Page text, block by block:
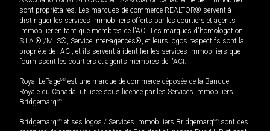
sont propriétaires. Les marques de commerce REALTOR® servent à
distinguer les services immobiliers offerts par les courtiers et agents
immobilier en tant que membres de l'ACI. Les marques d'homologation
S.I.A.® /MLS®, Service inter-agences®, et leurs logos respectifs sont la
propriété de l'ACI, et ils servent à identifier les services immobiliers que
fournissent les courtiers et agents membres de l'ACI.
Royal LePageMD est une marque de commerce déposée de la Banque
Royale du Canada, utilisée sous licence par les Services immobiliers
BridgemarqMD.
BridgemarqMD et ses logos / Services immobiliers BridgemarqMD sont des